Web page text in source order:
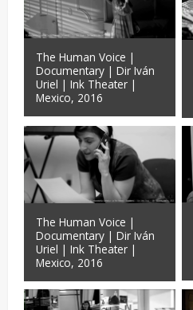
The Human Voice |
Documentary | Dir Iván
Uriel | Ink Theater |
Mexico, 2016
The Human Voice |
Documentary | Dir Iván
Uriel | Ink Theater |
Mexico, 2016